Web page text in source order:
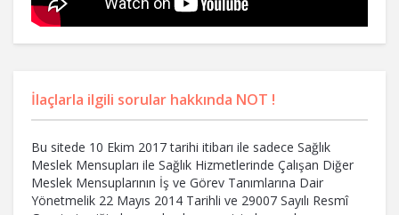
İlaçlarla ilgili sorular hakkında NOT !
Bu sitede 10 Ekim 2017 tarihi itibarı ile sadece Sağlık
Meslek Mensupları ile Sağlık Hizmetlerinde Çalışan Diğer
Meslek Mensuplarının İş ve Görev Tanımlarına Dair
Yönetmelik 22 Mayıs 2014 Tarihli ve 29007 Sayılı Resmî